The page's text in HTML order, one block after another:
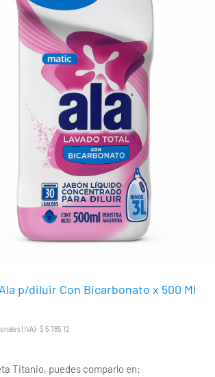
p/diluir Con Bicarbonato x 500 Ml
(IVA): $ 5.785,12
Titanio, puedes comparlo en: